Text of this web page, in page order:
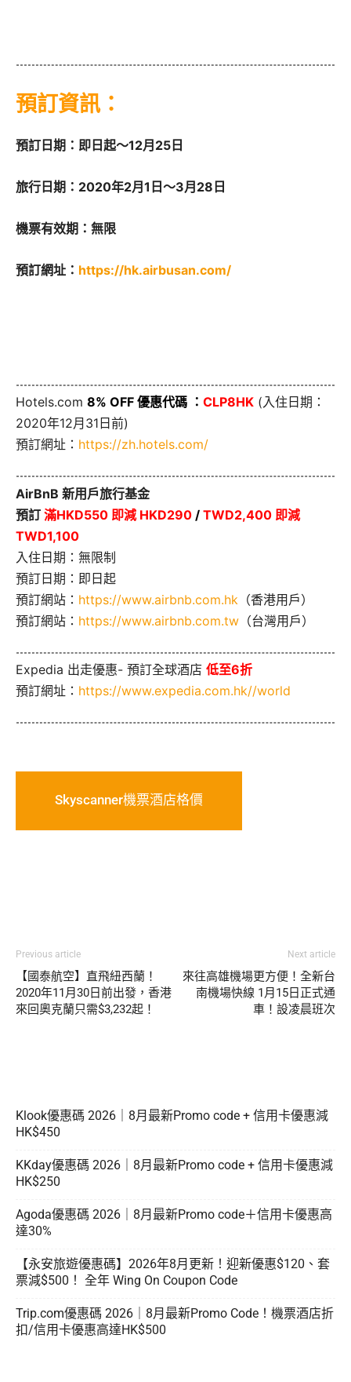
預訂資訊：
預訂日期：即日起～12月25日
旅行日期：2020年2月1日～3月28日
機票有效期：無限
預訂網址： https://hk.airbusan.com/
Hotels.com 8% OFF 優惠代碼 ： CLP8HK (入住日期：
2020年12月31日前)
預訂網址： https://zh.hotels.com/
AirBnB 新用戶旅行基金
預訂 滿HKD550 即減 HKD290 / TWD2,400 即減
TWD1,100
入住日期：無限制
預訂日期：即日起
預訂網站： https://www.airbnb.com.hk （香港用戶）
預訂網站： https://www.airbnb.com.tw （台灣用戶）
Expedia 出走優惠- 預訂全球酒店 低至6折
預訂網址： https://www.expedia.com.hk//world
Skyscanner機票酒店格價
Previous article
【國泰航空】直飛紐西蘭！
2020年11月30日前出發，香港
來回奧克蘭只需$3,232起！
Next article
來往高雄機場更方便！全新台
南機場快線 1月15日正式通
車！設凌晨班次
Klook優惠碼 2026｜8月最新Promo code + 信用卡優惠減
HK$450
KKday優惠碼 2026｜8月最新Promo code + 信用卡優惠減
HK$250
Agoda優惠碼 2026｜8月最新Promo code＋信用卡優惠高
達30%
【永安旅遊優惠碼】2026年8月更新！迎新優惠$120、套
票減$500！ 全年 Wing On Coupon Code
Trip.com優惠碼 2026｜8月最新Promo Code！機票酒店折
扣/信用卡優惠高達HK$500